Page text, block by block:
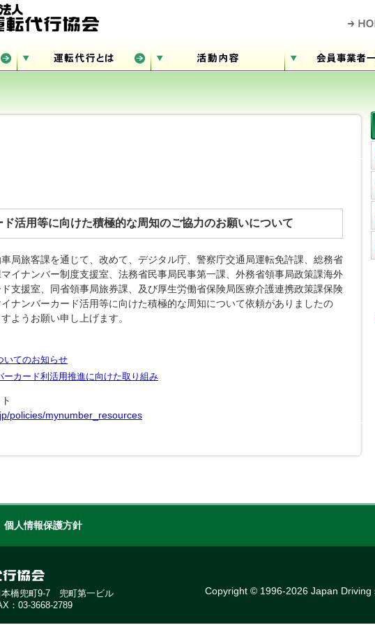
活用等に向けた積極的な周知のご協力のお願いについて
局旅客課を通じて、改めて、デジタル庁、警察庁交通局運転免許課、総務省
イナンバー制度支援室、法務省民事局民事第一課、外務省領事局政策課海外
支援室、同省領事局旅券課、及び厚生労働省保険局医療介護連携政策課保険
ナンバーカード活用等に向けた積極的な周知について依頼がありましたの
ようお願い申し上げます。
いてのお知らせ
ーカード利活用推進に向けた取り組み
policies/mynumber_resources
個人情報保護方針
橋兜町9-7 兜町第一ビル
：03-3668-2789
Copyright © 1996-2026 Japan Driving